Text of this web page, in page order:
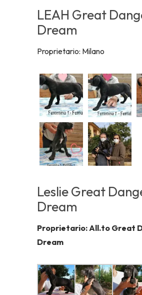
LEAH Great
Dream
Proprietario: Milano
Leslie Great
Dream
Proprietario: All.to Great
Dream